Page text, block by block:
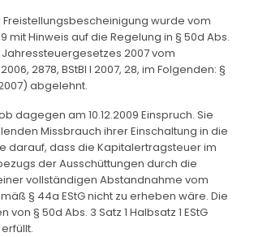
Freistellungsbescheinigung wurde vom
mit Hinweis auf die Regelung in § 50d Abs.
Jahressteuergesetzes 2007 vom
2006, 2878, BStBl I 2007, 28, im Folgenden: §
abgelehnt.
dagegen am 10.12.2009 Einspruch. Sie
Missbrauch ihrer Einschaltung in die
darauf, dass die Kapitalertragsteuer im
der Ausschüttungen durch die
vollständigen Abstandnahme vom
§ 44a EStG nicht zu erheben wäre. Die
§ 50d Abs. 3 Satz 1 Halbsatz 1 EStG